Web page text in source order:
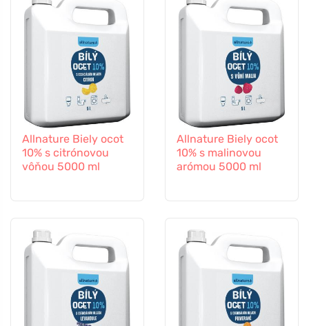
Allnature Biely ocot
10% s citrónovou
vôňou 5000 ml
Allnature Biely ocot
10% s malinovou
arómou 5000 ml